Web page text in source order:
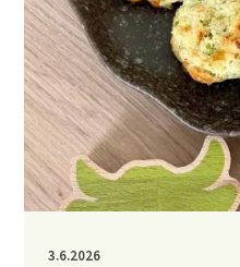
3.6.2026